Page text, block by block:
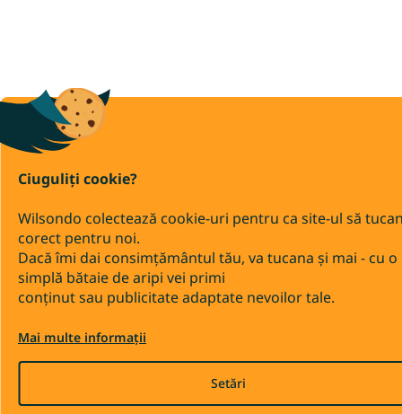
Ciuguliți cookie?
Wilsondo colectează cookie-uri pentru ca site-ul să
corect pentru noi.
Dacă îmi dai consimțământul tău, va tucana și mai - cu o
simplă bătaie de aripi vei primi
conținut sau publicitate adaptate nevoilor tale.
Mai multe informații
Setări